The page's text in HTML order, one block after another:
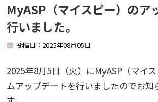
MyASP（マイスピー）のア
行いました。
投稿日：2025年08月05日
2025年8月5日（火）にMyASP（マイ
ムアップデートを行いましたのでお知